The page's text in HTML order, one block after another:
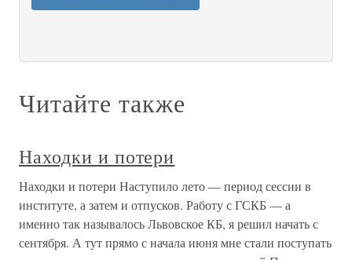
Читайте также
Находки и потери
Находки и потери Наступило лето — период сессии в
институте, а затем и отпусков. Работу с ГСКБ — а
именно так называлось Львовское КБ, я решил начать с
сентября. А тут прямо с начала июня мне стали поступать